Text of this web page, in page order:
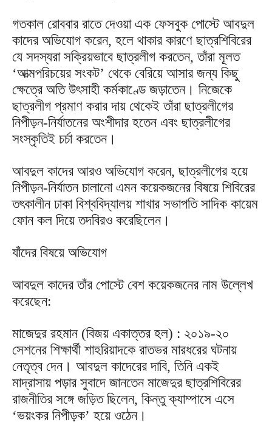
গতকাল রোববার রাতে দেওয়া এক ফেসবুক পোস্টে আবদুল
কাদের অভিযোগ করেন, হলে থাকার কারণে ছাত্রশিবিরের
যে সদস্যরা সক্রিয়ভাবে ছাত্রলীগ করতেন, তাঁরা মূলত
‘আত্মপরিচয়ের সংকট’ থেকে বেরিয়ে আসার জন্য কিছু
ক্ষেত্রে অতি উৎসাহী কর্মকাণ্ডে জড়াতেন। নিজেকে
ছাত্রলীগ প্রমাণ করার দায় থেকেই তাঁরা ছাত্রলীগের
নিপীড়ন-নির্যাতনের অংশীদার হতেন এবং ছাত্রলীগের
সংস্কৃতিই চর্চা করতেন।
আবদুল কাদের আরও অভিযোগ করেন, ছাত্রলীগের হয়ে
নিপীড়ন-নির্যাতন চালানো এমন কয়েকজনের বিষয়ে শিবিরের
তৎকালীন ঢাকা বিশ্ববিদ্যালয় শাখার সভাপতি সাদিক কায়েম
ফোন কল দিয়ে তদবিরও করেছিলেন।
যাঁদের বিষয়ে অভিযোগ
আবদুল কাদের তাঁর পোস্টে বেশ কয়েকজনের নাম উল্লেখ
করেছেন:
মাজেদুর রহমান (বিজয় একাত্তর হল) : ২০১৯-২০
সেশনের শিক্ষার্থী শাহরিয়াদকে রাতভর মারধরের ঘটনায়
নেতৃত্ব দেন। আবদুল কাদেরের দাবি, তিনি একই
মাদ্রাসায় পড়ার সুবাদে জানতেন মাজেদুর ছাত্রশিবিরের
রাজনীতির সঙ্গে জড়িত ছিলেন, কিন্তু ক্যাম্পাসে এসে
‘ভয়ংকর নিপীড়ক’ হয়ে ওঠেন।